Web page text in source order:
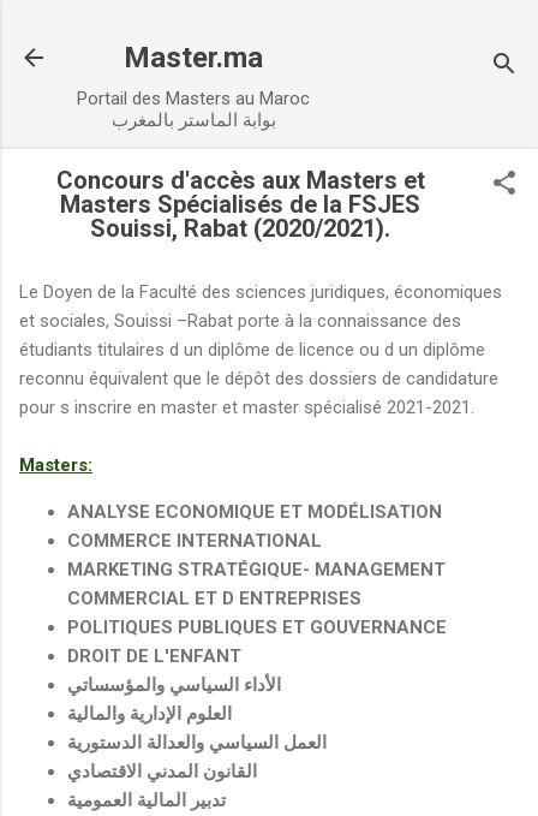
Master.ma
Portail des Masters au Maroc
بوابة الماستر بالمغرب
Concours d'accès aux Masters et
Masters Spécialisés de la FSJES
Souissi, Rabat (2020/2021).
Le Doyen de la Faculté des sciences juridiques, économiques
et sociales, Souissi –Rabat porte à la connaissance des
étudiants titulaires d un diplôme de licence ou d un diplôme
reconnu équivalent que le dépôt des dossiers de candidature
pour s inscrire en master et master spécialisé 2021-2021.
Masters:
ANALYSE ECONOMIQUE ET MODÉLISATION
COMMERCE INTERNATIONAL
MARKETING STRATÉGIQUE- MANAGEMENT
COMMERCIAL ET D ENTREPRISES
POLITIQUES PUBLIQUES ET GOUVERNANCE
DROIT DE L'ENFANT
الأداء السياسي والمؤسساتي
العلوم الإدارية والمالية
العمل السياسي والعدالة الدستورية
القانون المدني الاقتصادي
تدبير المالية العمومية